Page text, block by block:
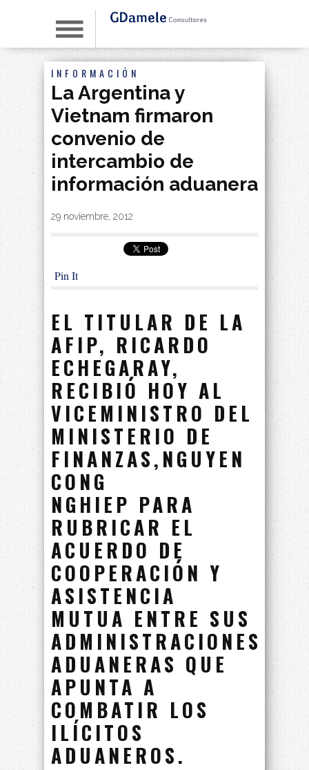
INFORMACIÓN
La Argentina y
Vietnam firmaron
convenio de
intercambio de
información aduanera
By|
29 noviembre, 2012
Pin It
EL TITULAR DE LA
AFIP, RICARDO
ECHEGARAY,
RECIBIÓ HOY AL
VICEMINISTRO DEL
MINISTERIO DE
FINANZAS,NGUYEN
CONG
NGHIEP PARA
RUBRICAR EL
ACUERDO DE
COOPERACIÓN Y
ASISTENCIA
MUTUA ENTRE SUS
ADMINISTRACIONES
ADUANERAS QUE
APUNTA A
COMBATIR LOS
ILÍCITOS
ADUANEROS.